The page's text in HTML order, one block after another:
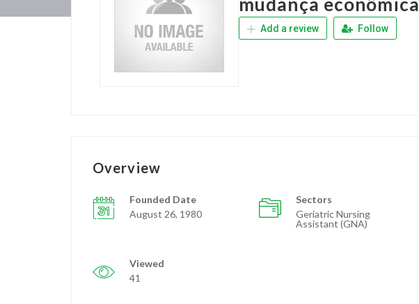
Add a review Follow
Overview
Founded Date
August 26, 1980
Sectors
Geriatric Nursing
Assistant (GNA)
Viewed
41